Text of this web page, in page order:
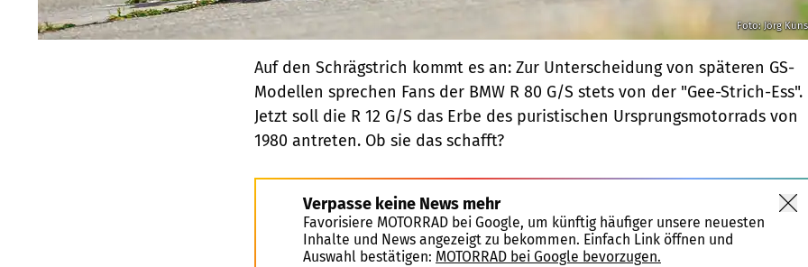
Foto: Jörg
Auf den Schrägstrich kommt es an: Zur Unterscheidung von späteren GS-
Modellen sprechen Fans der BMW R 80 G/S stets von der "Gee-Strich-Ess".
Jetzt soll die R 12 G/S das Erbe des puristischen Ursprungsmotorrads von
1980 antreten. Ob sie das schafft?
Verpasse keine News mehr
Favorisiere MOTORRAD bei Google, um künftig häufiger unsere neuesten
Inhalte und News angezeigt zu bekommen. Einfach Link öffnen und
Auswahl bestätigen: MOTORRAD bei Google bevorzugen.